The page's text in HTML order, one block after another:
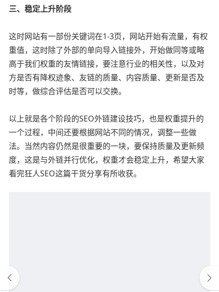
三、稳定上升阶段
这时网站有一部份关键词在1-3页，网站开始有流量，有权
重值，这时除了外部的单向导入链接外，开始做同等或略
高于我们权重的友情链接，要注意行业的相关性，以及对
方是否有降权迹象、友链的质量、内容质量、更新是否及
时等，做综合评估是否可以交换。
以上就是各个阶段的SEO外链建设技巧，也是权重提升的
一个过程，中间还要根据网站不同的情况，调整一些做
法。当然内容仍然是很重要的一块，要保持质量及更新频
度，这是与外链并行优化，权重才会稳定上升，希望大家
看完狂人SEO这篇干货分享有所收获。